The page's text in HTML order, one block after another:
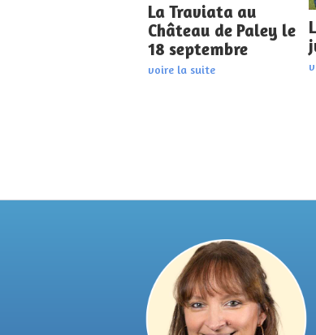
La Traviata au
Château de Paley le
18 septembre
voire la suite